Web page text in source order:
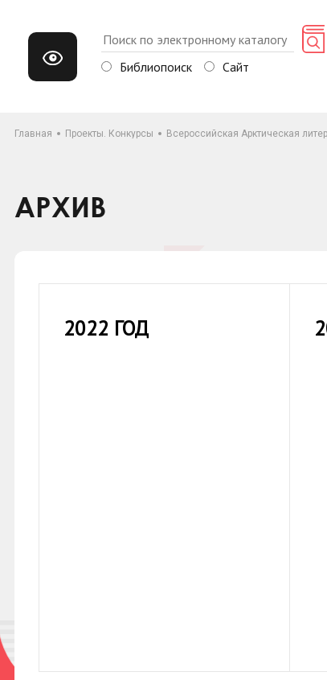
Библиопоиск Сайт
Главная Проекты. Конкурсы Всероссийская Арктическая
АРХИВ
2022 ГОД